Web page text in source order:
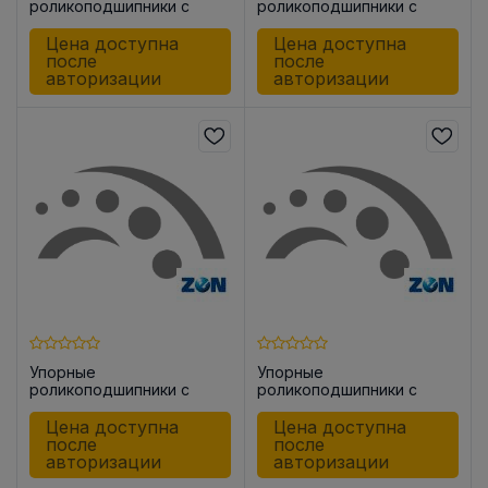
роликоподшипники с
роликами 81108 -TVPB
Цена доступна
после
авторизации
роликоподшипники с
роликами 81105 T2
Цена доступна
после
авторизации
Упорные
роликоподшипники с
роликами 81111 -TN
Цена доступна
после
авторизации
Упорные
роликоподшипники с
роликами 81208 -TN
Цена доступна
после
авторизации